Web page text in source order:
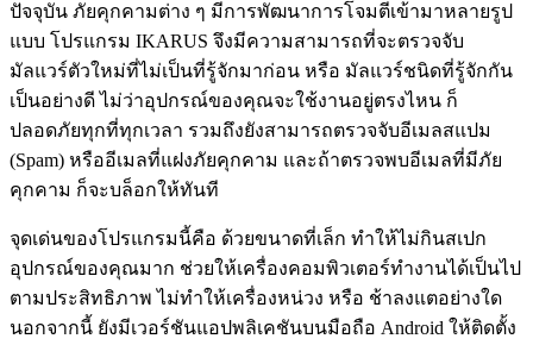
ปัจจุบัน ภัยคุกคามต่าง ๆ มีการพัฒนาการโจมตีเข้ามาหลายรูป
แบบ โปรแกรม IKARUS จึงมีความสามารถที่จะตรวจจับ
มัลแวร์ตัวใหม่ที่ไม่เป็นที่รู้จักมาก่อน หรือ มัลแวร์ชนิดที่รู้จักกัน
เป็นอย่างดี ไม่ว่าอุปกรณ์ของคุณจะใช้งานอยู่ตรงไหน ก็
ปลอดภัยทุกที่ทุกเวลา รวมถึงยังสามารถตรวจจับอีเมลสแปม
(Spam) หรืออีเมลที่แฝงภัยคุกคาม และถ้าตรวจพบอีเมลที่มีภัย
คุกคาม ก็จะบล็อกให้ทันที
จุดเด่นของโปรแกรมนี้คือ ด้วยขนาดที่เล็ก ทำให้ไม่กินสเปก
อุปกรณ์ของคุณมาก ช่วยให้เครื่องคอมพิวเตอร์ทำงานได้เป็นไป
ตามประสิทธิภาพ ไม่ทำให้เครื่องหน่วง หรือ ช้าลงแตอย่างใด
นอกจากนี้ ยังมีเวอร์ชันแอปพลิเคชันบนมือถือ Android ให้ติดตั้ง